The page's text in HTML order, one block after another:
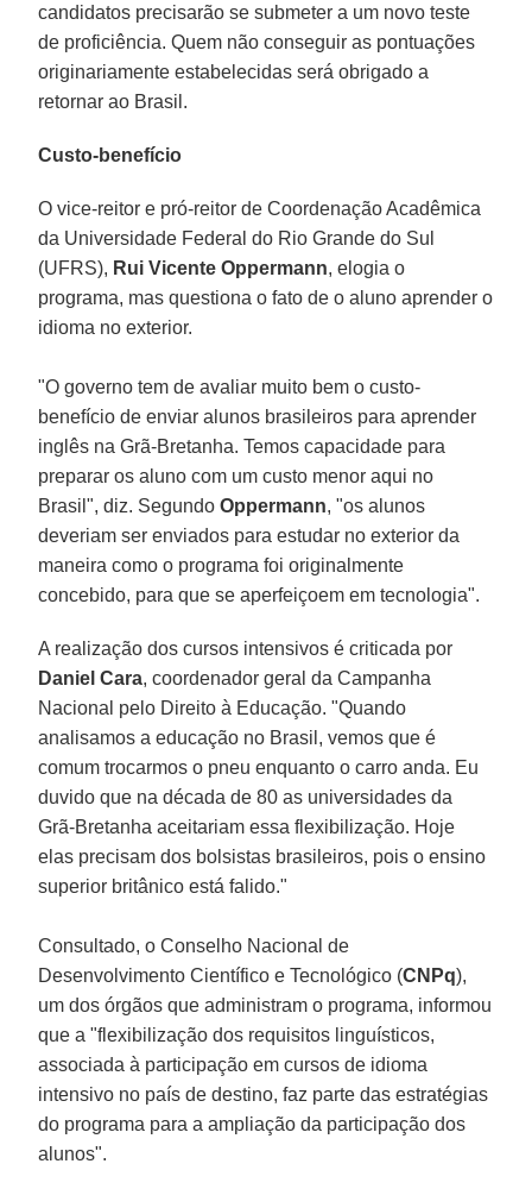
candidatos precisarão se submeter a um novo teste
de proficiência. Quem não conseguir as pontuações
originariamente estabelecidas será obrigado a
retornar ao Brasil.
Custo-benefício
O vice-reitor e pró-reitor de Coordenação Acadêmica
da Universidade Federal do Rio Grande do Sul
(UFRS), Rui Vicente Oppermann, elogia o
programa, mas questiona o fato de o aluno aprender o
idioma no exterior.
"O governo tem de avaliar muito bem o custo-
benefício de enviar alunos brasileiros para aprender
inglês na Grã-Bretanha. Temos capacidade para
preparar os aluno com um custo menor aqui no
Brasil", diz. SegundoOppermann, "os alunos
deveriam ser enviados para estudar no exterior da
maneira como o programa foi originalmente
concebido, para que se aperfeiçoem em tecnologia".
A realização dos cursos intensivos é criticada por
Daniel Cara, coordenador geral da Campanha
Nacional pelo Direito à Educação. "Quando
analisamos a educação no Brasil, vemos que é
comum trocarmos o pneu enquanto o carro anda. Eu
duvido que na década de 80 as universidades da
Grã-Bretanha aceitariam essa flexibilização. Hoje
elas precisam dos bolsistas brasileiros, pois o ensino
superior britânico está falido."
Consultado, o Conselho Nacional de
Desenvolvimento Científico e Tecnológico (CNPq),
um dos órgãos que administram o programa, informou
que a "flexibilização dos requisitos linguísticos,
associada à participação em cursos de idioma
intensivo no país de destino, faz parte das estratégias
do programa para a ampliação da participação dos
alunos".